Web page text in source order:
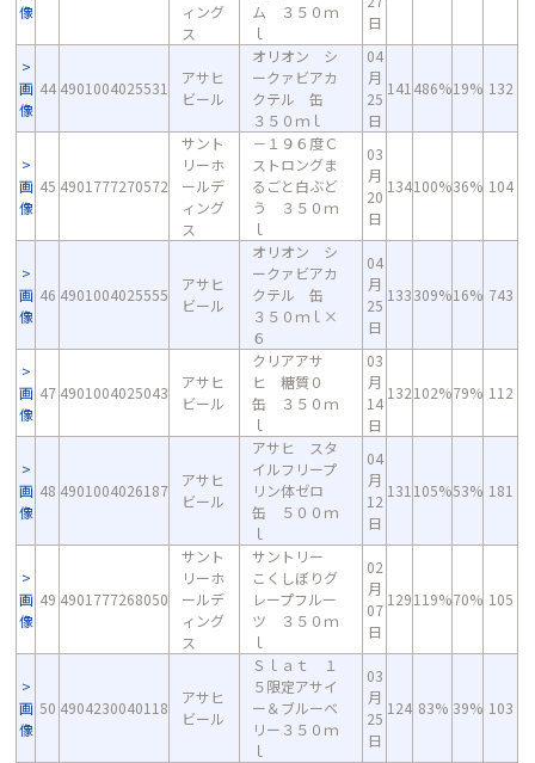
像
ィング
ス
ム ３５０ｍ
ｌ
日
画
像
44 4901004025531
アサヒ
ビール
オリオン シ
ークァビアカ
クテル 缶
３５０ｍｌ
04
月
25
日
141 486%19% 132
画
像
45 4901777270572
サント
リーホ
ールデ
ィング
ス
－１９６度Ｃ
ストロングま
るごと白ぶど
う ３５０ｍ
ｌ
03
月
20
日
134100%36% 104
画
像
46 4901004025555
アサヒ
ビール
オリオン シ
ークァビアカ
クテル 缶
３５０ｍｌ×
６
04
月
25
日
133309%16% 743
画
像
47 4901004025043
アサヒ
ビール
クリアアサ
ヒ 糖質０
缶 ３５０ｍ
ｌ
03
月
14
日
132102%79% 112
画
像
48 4901004026187
アサヒ
ビール
アサヒ スタ
イルフリープ
リン体ゼロ
缶 ５００ｍ
ｌ
04
月
12
日
131 105%53% 181
画
像
49 4901777268050
サント
リーホ
ールデ
ィング
ス
サントリー
こくしぼりグ
レープフルー
ツ ３５０ｍ
ｌ
02
月
07
日
129119%70% 105
画
像
50 4904230040118
アサヒ
ビール
Ｓｌａｔ １
５限定アサイ
ー＆ブルーベ
リー３５０ｍ
ｌ
03
月
25
日
124 83% 39% 103